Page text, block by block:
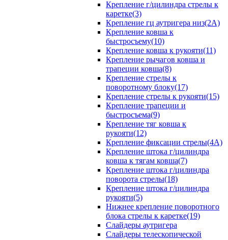
Крепление г/цилиндра стрелы к
каретке(3)
Крепление гц аутригера низ(2А)
Крепление ковша к
быстросъему(10)
Крепление ковша к рукояти(11)
Крепление рычагов ковша и
трапеции ковша(8)
Крепление стрелы к
поворотному блоку(17)
Крепление стрелы к рукояти(15)
Крепление трапеции и
быстросъема(9)
Крепление тяг ковша к
рукояти(12)
Крепление фиксации стрелы(4A)
Крепление штока г/цилиндра
ковша к тягам ковша(7)
Крепление штока г/цилиндра
поворота стрелы(18)
Крепление штока г/цилиндра
рукояти(5)
Нижнее крепление поворотного
блока стрелы к каретке(19)
Слайдеры аутригера
Слайдеры телескопической